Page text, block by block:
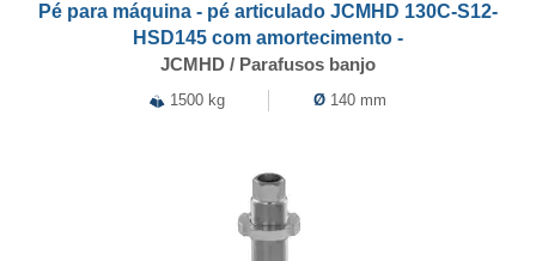
Pé para máquina - pé articulado JCMHD 130C-S12-
HSD145 com amortecimento -
JCMHD / Parafusos banjo
1500 kg Ø 140 mm